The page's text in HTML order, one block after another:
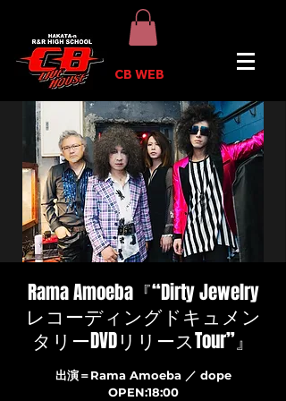
CB WEB
Rama Amoeba『“Dirty Jewelry
レコーディングドキュメン
タリーDVDリリースTour”』
出演＝Rama Amoeba ／ dope
OPEN:18:00